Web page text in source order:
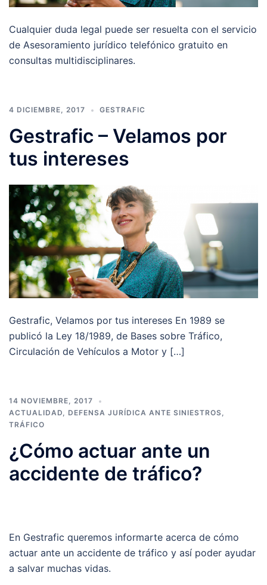
Cualquier duda legal puede ser resuelta con el servicio
de Asesoramiento jurídico telefónico gratuito en
consultas multidisciplinares.
4 DICIEMBRE, 2017 GESTRAFIC
Gestrafic – Velamos por
tus intereses
Gestrafic, Velamos por tus intereses En 1989 se
publicó la Ley 18/1989, de Bases sobre Tráfico,
Circulación de Vehículos a Motor y […]
14 NOVIEMBRE, 2017
ACTUALIDAD, DEFENSA JURÍDICA ANTE SINIESTROS,
TRÁFICO
¿Cómo actuar ante un
accidente de tráfico?
En Gestrafic queremos informarte acerca de cómo
actuar ante un accidente de tráfico y así poder ayudar
a salvar muchas vidas.